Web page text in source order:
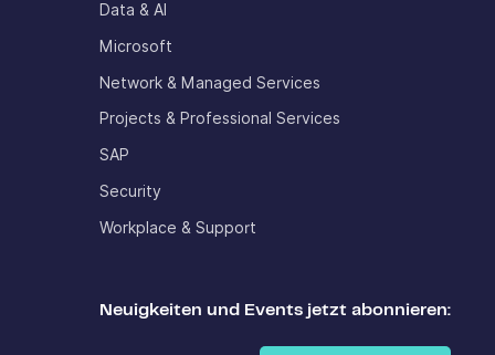
Data & AI
Microsoft
Network & Managed Services
Projects & Professional Services
SAP
Security
Workplace & Support
Neuigkeiten und Events jetzt abonnieren: